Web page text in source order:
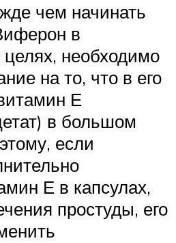
чем начинать
в
необходимо
на то, что в его
Е
в большом
если
Е в капсулах,
простуды, его